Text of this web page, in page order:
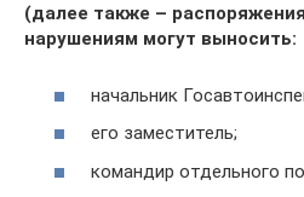
(далее также –
нарушениям могут выносить:
начальник
его заместитель;
командир отдельного